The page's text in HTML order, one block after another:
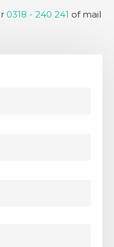
0318 - 240 241 of mail